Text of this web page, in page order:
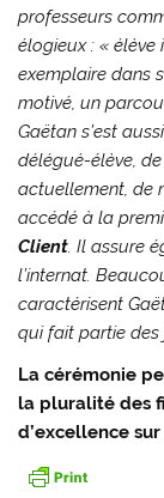
professeurs
élogieux : « élève
exemplaire dans
motivé, un
Gaëtan s’est
délégué-élève,
actuellement, de
accédé à la
Client. Il assure
l’internat.
caractérisent
qui fait partie des
La cérémonie
la pluralité des
d’excellence